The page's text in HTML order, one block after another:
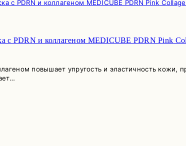
с PDRN и коллагеном MEDICUBE PDRN Pink
повышает упругость и эластичность кожи,